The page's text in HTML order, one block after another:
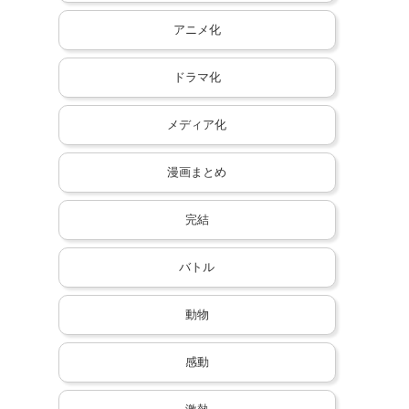
アニメ化
ドラマ化
メディア化
漫画まとめ
完結
バトル
動物
感動